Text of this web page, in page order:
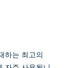
하는 최고의